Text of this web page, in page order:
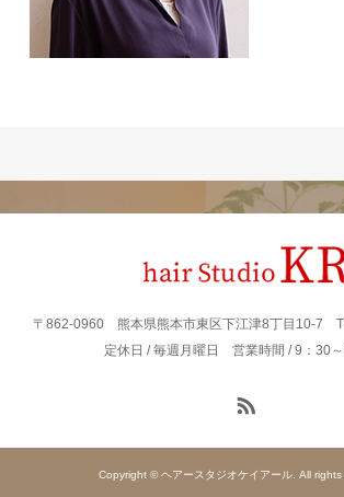
〒862‐0960 熊本県熊本市東区下江津8丁目10-7
定休日 / 毎週月曜日 営業時間 / 9：30
Copyright © ヘアースタジオケイアール. All rights